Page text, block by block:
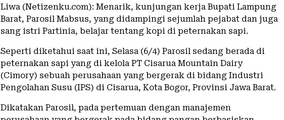
Liwa (Netizenku.com): Menarik, kunjungan kerja Bupati Lampung
Barat, Parosil Mabsus, yang didampingi sejumlah pejabat dan juga
sang istri Partinia, belajar tentang kopi di peternakan sapi.
Seperti diketahui saat ini, Selasa (6/4) Parosil sedang berada di
peternakan sapi yang di kelola PT Cisarua Mountain Dairy
(Cimory) sebuah perusahaan yang bergerak di bidang Industri
Pengolahan Susu (IPS) di Cisarua, Kota Bogor, Provinsi Jawa Barat.
Dikatakan Parosil, pada pertemuan dengan manajemen